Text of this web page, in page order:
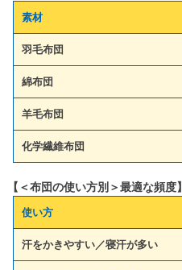
素材
羽毛布団
綿布団
羊毛布団
化学繊維布団
【＜布団の使い方別＞最適な頻度】
使い方
汗をかきやすい／寝汗が多い